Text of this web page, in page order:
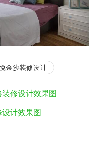
金沙装修设计
修设计效果图
计效果图